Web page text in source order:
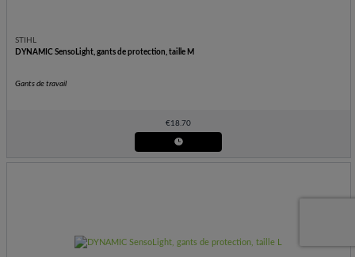
STIHL
DYNAMIC SensoLight, gants de protection, taille M
Gants de travail
€18.70